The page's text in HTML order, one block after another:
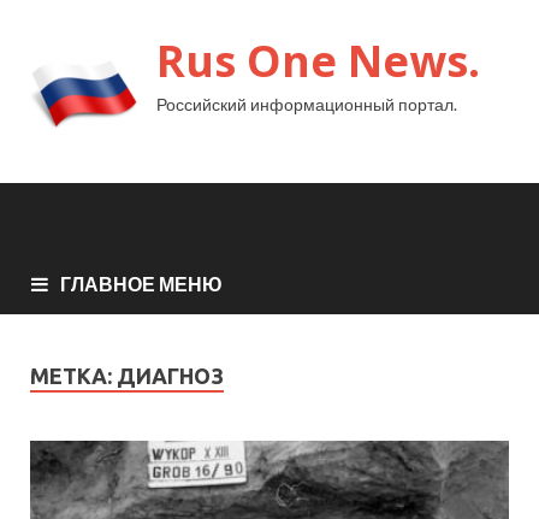
Rus One News.
Российский информационный портал.
ГЛАВНОЕ МЕНЮ
МЕТКА: ДИАГНОЗ